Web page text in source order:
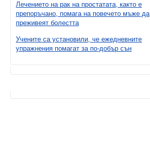
Лечението на рак на простатата, както е
препоръчано, помага на повечето мъже да
преживеят болестта
Учените са установили, че ежедневните
упражнения помагат за по-добър сън